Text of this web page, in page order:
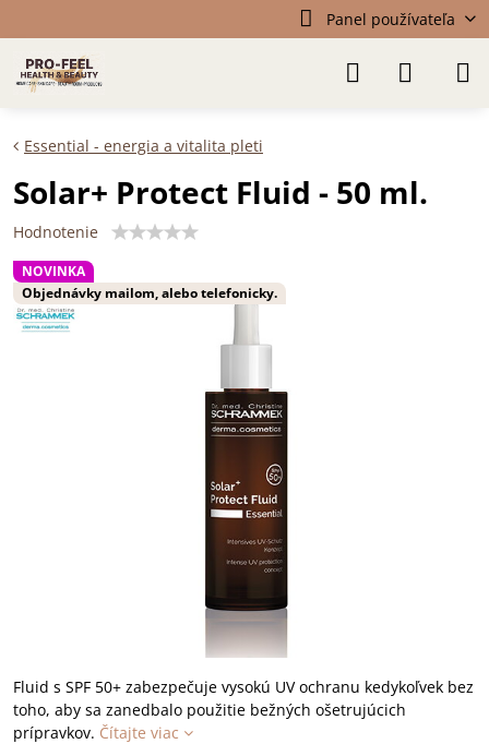
Panel používateľa
NOVINKA
Objednávky mailom, alebo telefonicky.
Essential - energia a vitalita pleti
Solar+ Protect Fluid - 50 ml.
Hodnotenie
Fluid s SPF 50+ zabezpečuje vysokú UV ochranu kedykoľvek bez
toho, aby sa zanedbalo použitie bežných ošetrujúcich
prípravkov. Čítajte viac